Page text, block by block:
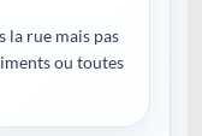
la rue mais pas
ou toutes